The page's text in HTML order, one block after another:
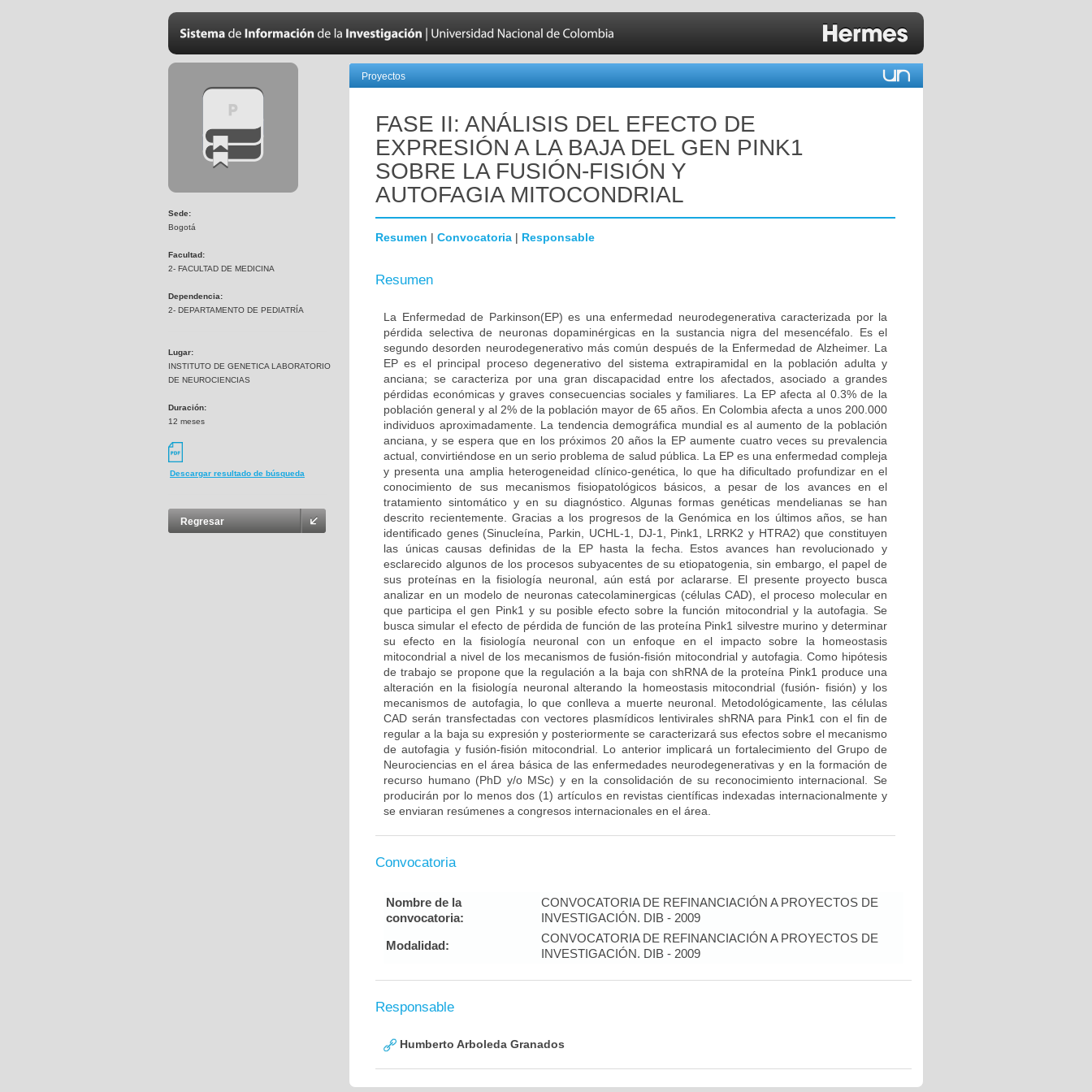
Sede:
Bogotá
Facultad:
2- FACULTAD DE MEDICINA
Dependencia:
2- DEPARTAMENTO DE PEDIATRÍA
Lugar:
INSTITUTO DE GENETICA LABORATORIO
DE NEUROCIENCIAS
Duración:
12 meses
Descargar resultado de búsqueda
Regresar
Proyectos
FASE II: ANÁLISIS DEL EFECTO DE
EXPRESIÓN A LA BAJA DEL GEN PINK1
SOBRE LA FUSIÓN-FISIÓN Y
AUTOFAGIA MITOCONDRIAL
Resumen | Convocatoria | Responsable
Resumen
La Enfermedad de Parkinson(EP) es una enfermedad neurodegenerativa caracterizada por la
pérdida selectiva de neuronas dopaminérgicas en la sustancia nigra del mesencéfalo. Es el
segundo desorden neurodegenerativo más común después de la Enfermedad de Alzheimer. La
EP es el principal proceso degenerativo del sistema extrapiramidal en la población adulta y
anciana; se caracteriza por una gran discapacidad entre los afectados, asociado a grandes
pérdidas económicas y graves consecuencias sociales y familiares. La EP afecta al 0.3% de la
población general y al 2% de la población mayor de 65 años. En Colombia afecta a unos 200.000
individuos aproximadamente. La tendencia demográfica mundial es al aumento de la población
anciana, y se espera que en los próximos 20 años la EP aumente cuatro veces su prevalencia
actual, convirtiéndose en un serio problema de salud pública. La EP es una enfermedad compleja
y presenta una amplia heterogeneidad clínico-genética, lo que ha dificultado profundizar en el
conocimiento de sus mecanismos fisiopatológicos básicos, a pesar de los avances en el
tratamiento sintomático y en su diagnóstico. Algunas formas genéticas mendelianas se han
descrito recientemente. Gracias a los progresos de la Genómica en los últimos años, se han
identificado genes (Sinucleína, Parkin, UCHL-1, DJ-1, Pink1, LRRK2 y HTRA2) que constituyen
las únicas causas definidas de la EP hasta la fecha. Estos avances han revolucionado y
esclarecido algunos de los procesos subyacentes de su etiopatogenia, sin embargo, el papel de
sus proteínas en la fisiología neuronal, aún está por aclararse. El presente proyecto busca
analizar en un modelo de neuronas catecolaminergicas (células CAD), el proceso molecular en
que participa el gen Pink1 y su posible efecto sobre la función mitocondrial y la autofagia. Se
busca simular el efecto de pérdida de función de las proteína Pink1 silvestre murino y determinar
su efecto en la fisiología neuronal con un enfoque en el impacto sobre la homeostasis
mitocondrial a nivel de los mecanismos de fusión-fisión mitocondrial y autofagia. Como hipótesis
de trabajo se propone que la regulación a la baja con shRNA de la proteína Pink1 produce una
alteración en la fisiología neuronal alterando la homeostasis mitocondrial (fusión- fisión) y los
mecanismos de autofagia, lo que conlleva a muerte neuronal. Metodológicamente, las células
CAD serán transfectadas con vectores plasmídicos lentivirales shRNA para Pink1 con el fin de
regular a la baja su expresión y posteriormente se caracterizará sus efectos sobre el mecanismo
de autofagia y fusión-fisión mitocondrial. Lo anterior implicará un fortalecimiento del Grupo de
Neurociencias en el área básica de las enfermedades neurodegenerativas y en la formación de
recurso humano (PhD y/o MSc) y en la consolidación de su reconocimiento internacional. Se
producirán por lo menos dos (1) artículos en revistas científicas indexadas internacionalmente y
se enviaran resúmenes a congresos internacionales en el área.
Convocatoria
Nombre de la
convocatoria:
CONVOCATORIA DE REFINANCIACIÓN A PROYECTOS DE
INVESTIGACIÓN. DIB - 2009
Modalidad:
CONVOCATORIA DE REFINANCIACIÓN A PROYECTOS DE
INVESTIGACIÓN. DIB - 2009
Responsable
Humberto Arboleda Granados